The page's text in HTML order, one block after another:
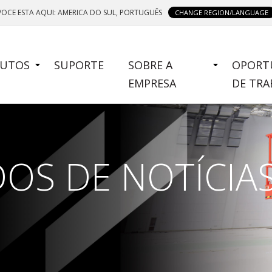
ESTA AQUI: AMERICA DO SUL, PORTUGUÊS CHANGE REGION/LANGUAGE
SUPORTE
SOBRE A
EMPRESA
DE
DE